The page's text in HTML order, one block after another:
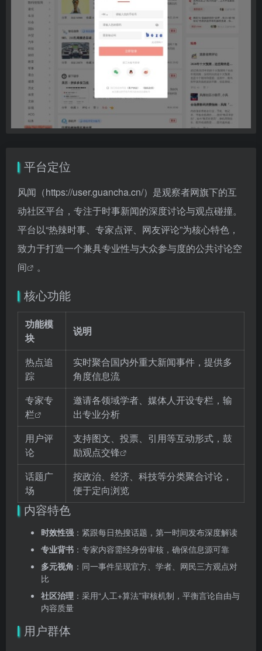
平台定位
风闻（https://user.guancha.cn/）是观察者网旗下的互
动社区平台，专注于时事新闻的深度讨论与观点碰撞。
平台以“热辣时事、专家点评、网友评论”为核心特色，
致力于打造一个兼具专业性与大众参与度的公共讨论空
间
。
核心功能
功能模
块
说明
热点追
踪
实时聚合国内外重大新闻事件，提供多
角度信息流
专家专
栏
邀请各领域学者、媒体人开设专栏，输
出专业分析
用户评
论
支持图文、投票、引用等互动形式，鼓
励观点交锋
话题广
场
按政治、经济、科技等分类聚合讨论，
便于定向浏览
内容特色
时效性强 ：紧跟每日热搜话题，第一时间发布深度解读
专业背书 ：专家内容需经身份审核，确保信息源可靠
多元视角 ：同一事件呈现官方、学者、网民三方观点对
比
社区治理 ：采用“人工+算法”审核机制，平衡言论自由与
内容质量
用户群体